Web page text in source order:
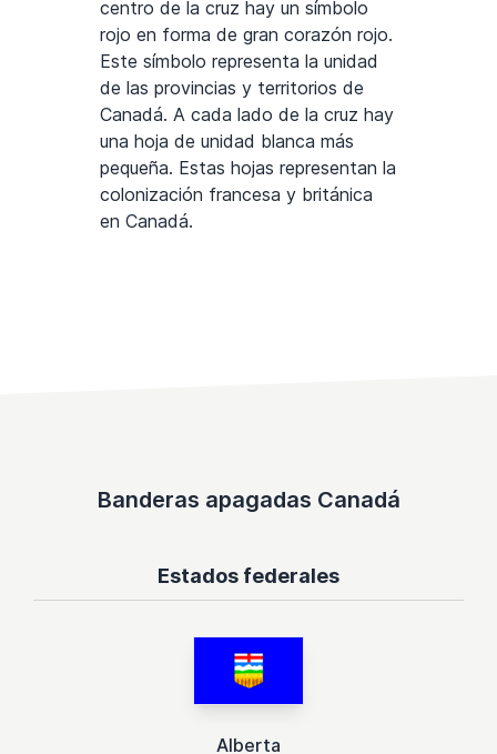
centro de la cruz hay un símbolo
rojo en forma de gran corazón rojo.
Este símbolo representa la unidad
de las provincias y territorios de
Canadá. A cada lado de la cruz hay
una hoja de unidad blanca más
pequeña. Estas hojas representan la
colonización francesa y británica
en Canadá.
Banderas apagadas Canadá
Estados federales
Alberta